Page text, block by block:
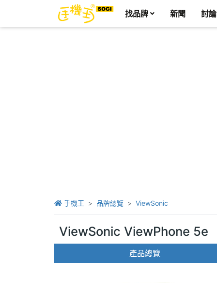
找品牌 新聞 討論
手機王 品牌總覽 ViewSonic
ViewSonic ViewPhone 5e
產品總覽